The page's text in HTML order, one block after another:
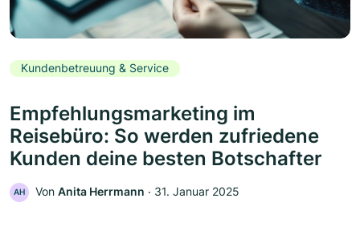
Kundenbetreuung & Service
Empfehlungsmarketing im
Reisebüro: So werden zufriedene
Kunden deine besten Botschafter
AH Von Anita Herrmann ‧ 31. Januar 2025